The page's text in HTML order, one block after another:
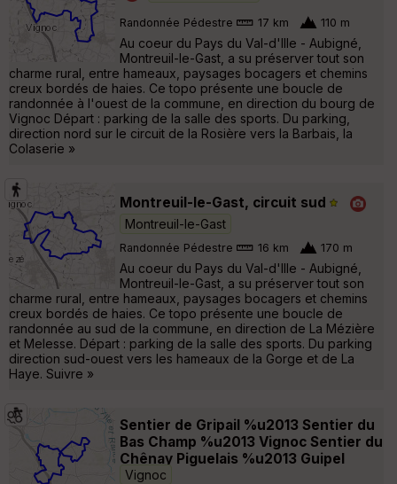
Randonnée Pédestre 17 km 110 m
Au coeur du Pays du Val-d'Ille - Aubigné,
Montreuil-le-Gast, a su préserver tout son
charme rural, entre hameaux, paysages bocagers et chemins
creux bordés de haies. Ce topo présente une boucle de
randonnée à l'ouest de la commune, en direction du bourg de
Vignoc Départ : parking de la salle des sports. Du parking,
direction nord sur le circuit de la Rosière vers la Barbais, la
Colaserie »
Montreuil-le-Gast, circuit sud
Montreuil-le-Gast
Randonnée Pédestre 16 km 170 m
Au coeur du Pays du Val-d'Ille - Aubigné,
Montreuil-le-Gast, a su préserver tout son
charme rural, entre hameaux, paysages bocagers et chemins
creux bordés de haies. Ce topo présente une boucle de
randonnée au sud de la commune, en direction de La Mézière
et Melesse. Départ : parking de la salle des sports. Du parking
direction sud-ouest vers les hameaux de la Gorge et de La
Haye. Suivre »
Sentier de Gripail %u2013 Sentier du
Bas Champ %u2013 Vignoc Sentier du
Chênay Piguelais %u2013 Guipel
Vignoc